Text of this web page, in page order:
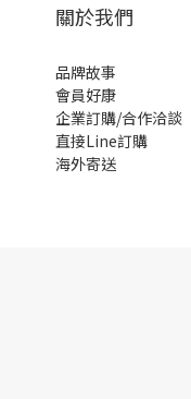
關於我們
品牌故事
會員好康
企業訂購/合作洽談
直接Line訂購
海外寄送